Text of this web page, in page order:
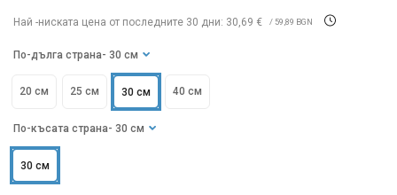
Най -ниската цена от последните 30 дни: 30,69 € / 59,89 BGN
По-дълга страна - 30 см
20 см 25 см 30 см 40 см
По-късата страна - 30 см
30 см